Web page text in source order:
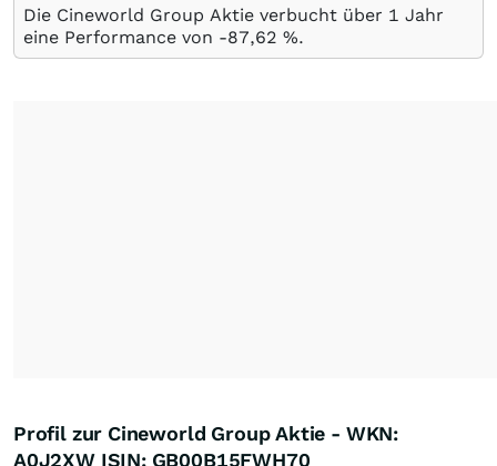
Die Cineworld Group Aktie verbucht über 1 Jahr
eine Performance von -87,62 %.
Profil zur Cineworld Group Aktie - WKN:
A0J2XW ISIN: GB00B15FWH70